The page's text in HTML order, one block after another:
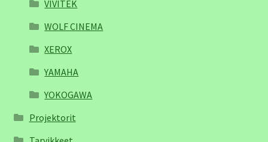
VIVITEK
WOLF CINEMA
XEROX
YAMAHA
YOKOGAWA
Projektorit